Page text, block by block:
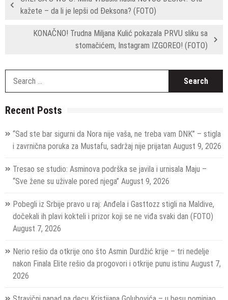
kažete – da li je lepši od Đeksona? (FOTO)
KONAČNO! Trudna Miljana Kulić pokazala PRVU sliku sa
stomačićem, Instagram IZGOREO! (FOTO)
Recent Posts
“Sad ste bar sigurni da Nora nije vaša, ne treba vam DNK” – stigla
i zavrnična poruka za Mustafu, sadržaj nije prijatan August 9, 2026
Tresao se studio: Asminova podrška se javila i urnisala Maju –
“Sve žene su uživale pored njega” August 9, 2026
Pobegli iz Srbije pravo u raj: Anđela i Gasttozz stigli na Maldive,
dočekali ih plavi kokteli i prizor koji se ne viđa svaki dan (FOTO)
August 7, 2026
Nerio rešio da otkrije ono što Asmin Durdžić krije – tri nedelje
nakon Finala Elite rešio da progovori i otkrije punu istinu August 7,
2026